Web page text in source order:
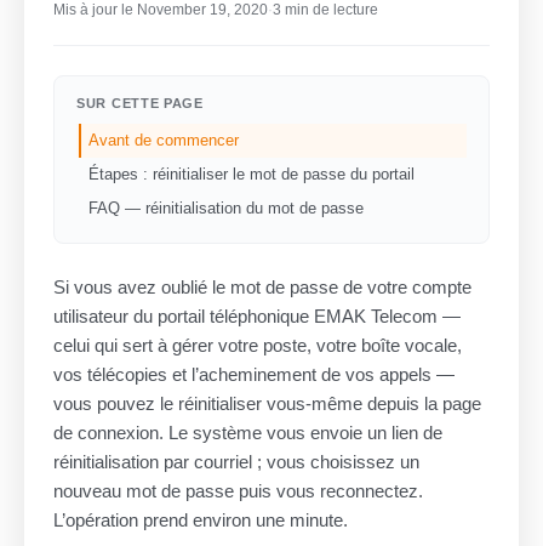
Mis à jour le November 19, 2020·3 min de lecture
SUR CETTE PAGE
Avant de commencer
Étapes : réinitialiser le mot de passe du portail
FAQ — réinitialisation du mot de passe
Si vous avez oublié le mot de passe de votre compte
utilisateur du portail téléphonique EMAK Telecom —
celui qui sert à gérer votre poste, votre boîte vocale,
vos télécopies et l’acheminement de vos appels —
vous pouvez le réinitialiser vous-même depuis la page
de connexion. Le système vous envoie un lien de
réinitialisation par courriel ; vous choisissez un
nouveau mot de passe puis vous reconnectez.
L’opération prend environ une minute.